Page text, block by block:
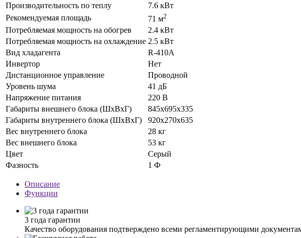
Производительность по теплу
7.6 кВт
Рекомендуемая площадь
71 м2
Потребляемая мощность на обогрев
2.4 кВт
Потребляемая мощность на охлаждение 2.5 кВт
Вид хладагента
R-410A
Инвертор
Нет
Дистанционное управление
Проводной
Уровень шума
41 дБ
Напряжение питания
220 В
Габариты внешнего блока (ШхВхГ)
845х695х335
Габариты внутреннего блока (ШхВхГ)
920х270х635
Вес внутреннего блока
28 кг
Вес внешнего блока
53 кг
Цвет
Серый
Фазность
1 Ф
Описание
Функции
3 года гарантии
Качество оборудования подтверждено всеми регламентирующими